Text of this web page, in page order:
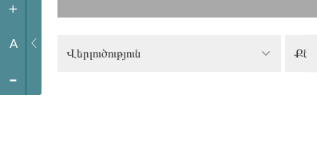
+
A
-
Վերլուծություն